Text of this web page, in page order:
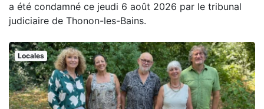
a été condamné ce jeudi 6 août 2026 par le tribunal
judiciaire de Thonon-les-Bains.
Locales